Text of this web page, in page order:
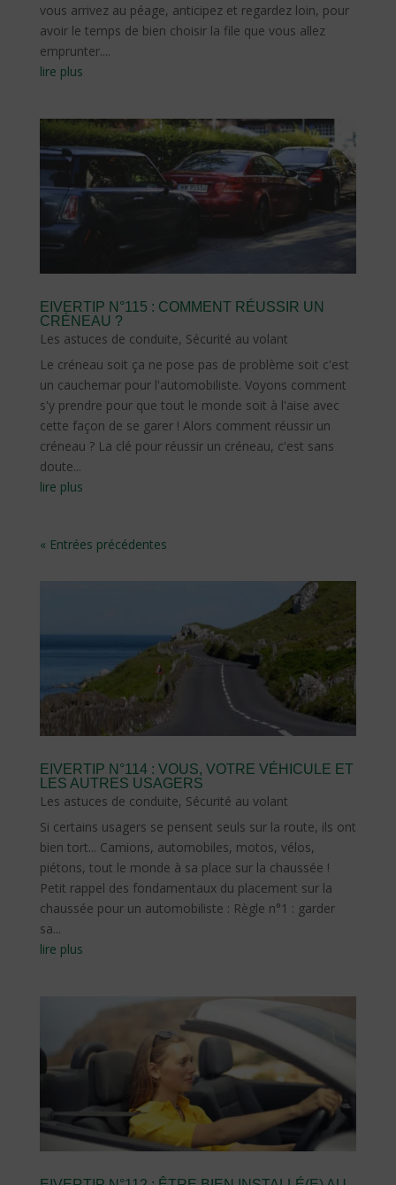
vous arrivez au péage, anticipez et regardez loin, pour
avoir le temps de bien choisir la file que vous allez
emprunter....
lire plus
EIVERTIP N°115 : COMMENT RÉUSSIR UN
CRÉNEAU ?
Les astuces de conduite, Sécurité au volant
Le créneau soit ça ne pose pas de problème soit c'est
un cauchemar pour l'automobiliste. Voyons comment
s'y prendre pour que tout le monde soit à l'aise avec
cette façon de se garer ! Alors comment réussir un
créneau ? La clé pour réussir un créneau, c'est sans
doute...
lire plus
« Entrées précédentes
EIVERTIP N°114 : VOUS, VOTRE VÉHICULE ET
LES AUTRES USAGERS
Les astuces de conduite, Sécurité au volant
Si certains usagers se pensent seuls sur la route, ils ont
bien tort... Camions, automobiles, motos, vélos,
piétons, tout le monde à sa place sur la chaussée !
Petit rappel des fondamentaux du placement sur la
chaussée pour un automobiliste : Règle n°1 : garder
sa...
lire plus